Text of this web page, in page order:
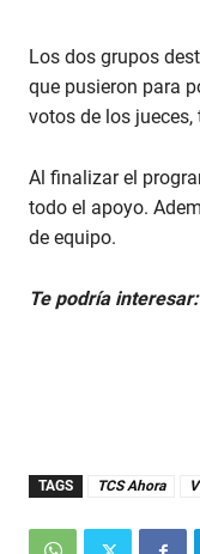
n
d
s
V
u
e
9
0
Los dos grupos
que pusieron para
votos de los
Al finalizar el
todo el apoyo.
de equipo.
Te podría interesar:
TAGS TCS Ahora